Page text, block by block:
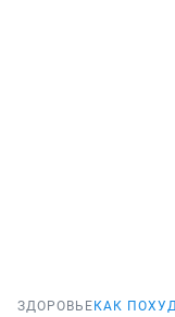
ЗДОРОВЬЕ КАК